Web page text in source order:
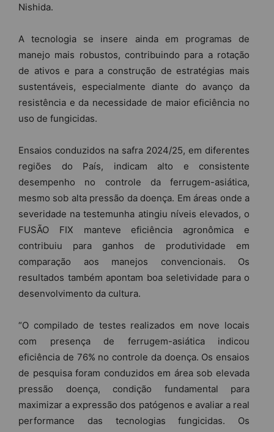
Nishida.
A tecnologia se insere ainda em programas de
manejo mais robustos, contribuindo para a rotação
de ativos e para a construção de estratégias mais
sustentáveis, especialmente diante do avanço da
resistência e da necessidade de maior eficiência no
uso de fungicidas.
Ensaios conduzidos na safra 2024/25, em diferentes
regiões do País, indicam alto e consistente
desempenho no controle da ferrugem-asiática,
mesmo sob alta pressão da doença. Em áreas onde a
severidade na testemunha atingiu níveis elevados, o
FUSÃO FIX manteve eficiência agronômica e
contribuiu para ganhos de produtividade em
comparação aos manejos convencionais. Os
resultados também apontam boa seletividade para o
desenvolvimento da cultura.
“O compilado de testes realizados em nove locais
com presença de ferrugem-asiática indicou
eficiência de 76% no controle da doença. Os ensaios
de pesquisa foram conduzidos em área sob elevada
pressão doença, condição fundamental para
maximizar a expressão dos patógenos e avaliar a real
performance das tecnologias fungicidas. Os